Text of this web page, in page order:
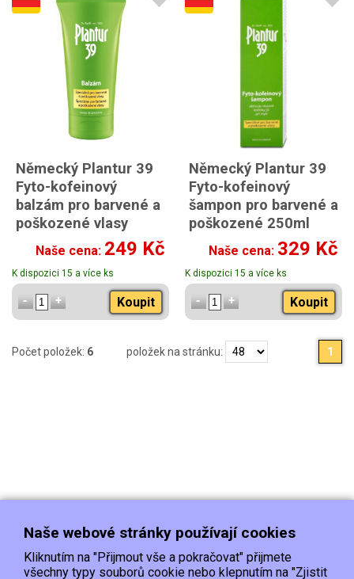
Německý Plantur 39
Fyto-kofeinový
balzám pro barvené a
poškozené vlasy
150ml
Naše cena: 249 Kč
K dispozici 15 a více ks
Koupit
Německý Plantur 39
Fyto-kofeinový
šampon pro barvené a
poškozené 250ml
Naše cena: 329 Kč
K dispozici 15 a více ks
Koupit
Počet položek: 6 položek na stránku: 1
Naše webové stránky používají cookies
Kliknutím na "Přijmout vše a pokračovat" přijmete
všechny typy souborů cookie nebo klepnutím na "Zjistit